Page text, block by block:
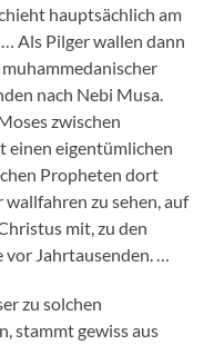
hauptsächlich am
Als Pilger wallen dann
nach Nebi Musa.
zwischen
einen eigentümlichen
Propheten dort
wallfahren zu sehen, auf
mit, zu den
vor Jahrtausenden. …
zu solchen
stammt gewiss aus